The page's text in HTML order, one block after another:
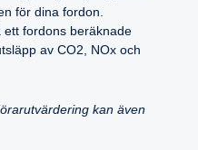
för dina fordon.
ett fordons beräknade
av CO2, NOx och
kan även